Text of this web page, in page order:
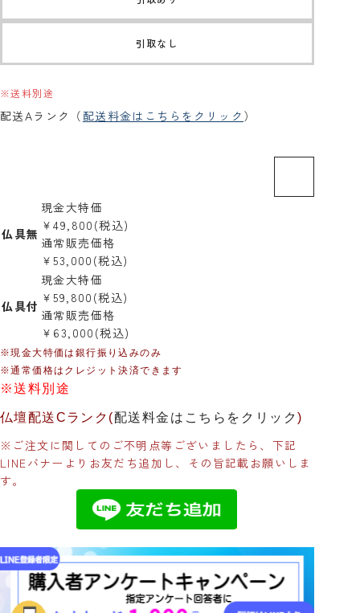
引取なし
※送料別途
配送Aランク（配送料金はこちらをクリック ）
仏具無
現金大特価
￥49,800 (税込)
通常販売価格
￥53,000 (税込)
仏具付
現金大特価
￥59,800 (税込)
通常販売価格
￥63,000 (税込)
※現金大特価は銀行振り込みのみ
※通常価格はクレジット決済できます
※送料別途
仏壇配送Cランク (配送料金はこちらをクリック)
※ご注文に関してのご不明点等ございましたら、下記
LINEバナーよりお友だち追加し、その旨記載お願いしま
す。